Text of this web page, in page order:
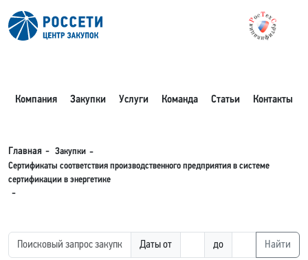
Компания Закупки Услуги Команда Статьи Контакты
Главная
Закупки
Сертификаты соответствия производственного предприятия в системе
сертификации в энергетике
Даты от до Найти